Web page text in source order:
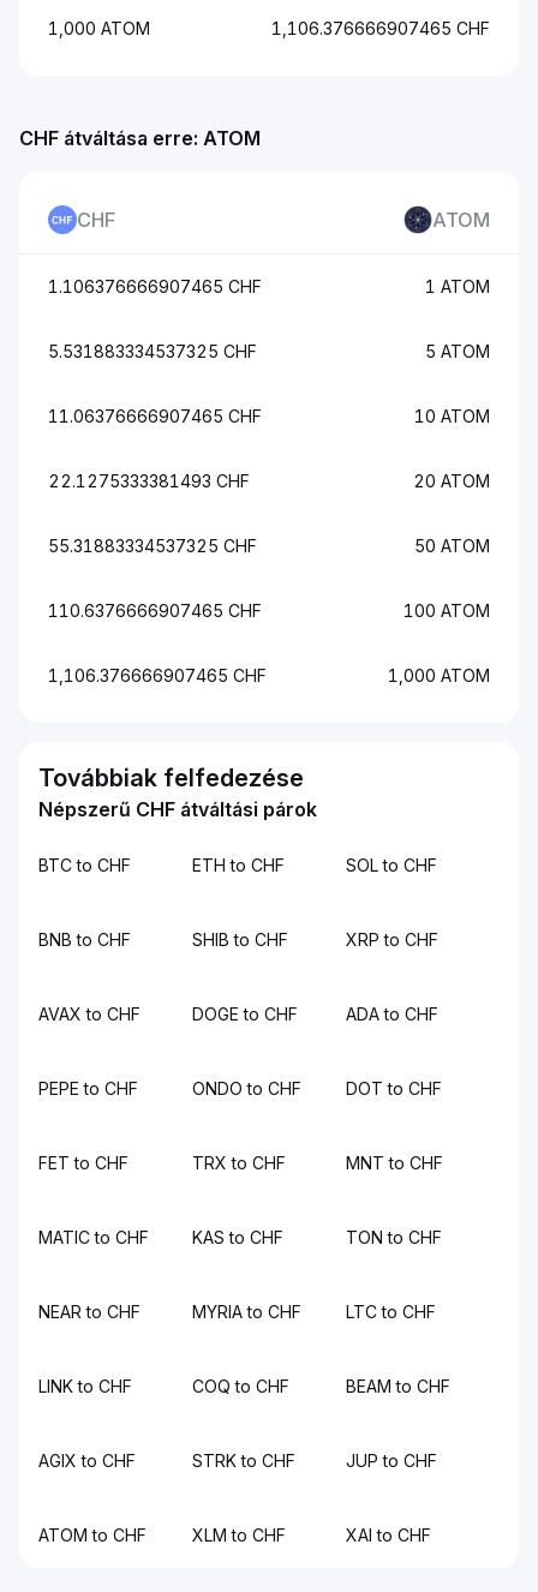
1,000 ATOM 1,106.376666907465 CHF
CHF átváltása erre: ATOM
CHF ATOM
1.106376666907465 CHF 1 ATOM
5.531883334537325 CHF 5 ATOM
11.06376666907465 CHF 10 ATOM
22.1275333381493 CHF 20 ATOM
55.31883334537325 CHF 50 ATOM
110.6376666907465 CHF 100 ATOM
1,106.376666907465 CHF 1,000 ATOM
Továbbiak felfedezése
Népszerű CHF átváltási párok
BTC to CHF ETH to CHF SOL to CHF
BNB to CHF SHIB to CHF XRP to CHF
AVAX to CHF DOGE to CHF ADA to CHF
PEPE to CHF ONDO to CHF DOT to CHF
FET to CHF TRX to CHF MNT to CHF
MATIC to CHF KAS to CHF TON to CHF
NEAR to CHF MYRIA to CHF LTC to CHF
LINK to CHF COQ to CHF BEAM to CHF
AGIX to CHF STRK to CHF JUP to CHF
ATOM to CHF XLM to CHF XAI to CHF